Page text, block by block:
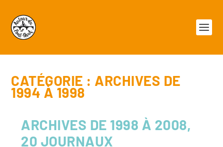
CATÉGORIE : ARCHIVES DE
1994 À 1998
ARCHIVES DE 1998 À 2008,
20 JOURNAUX